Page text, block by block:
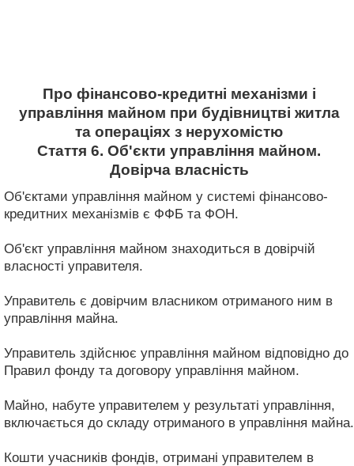
Про фінансово-кредитні механізми і
управління майном при будівництві житла
та операціях з нерухомістю
Стаття 6. Об'єкти управління майном.
Довірча власність
Об'єктами управління майном у системі фінансово-
кредитних механізмів є ФФБ та ФОН.
Об'єкт управління майном знаходиться в довірчій
власності управителя.
Управитель є довірчим власником отриманого ним в
управління майна.
Управитель здійснює управління майном відповідно до
Правил фонду та договору управління майном.
Майно, набуте управителем у результаті управління,
включається до складу отриманого в управління майна.
Кошти учасників фондів, отримані управителем в